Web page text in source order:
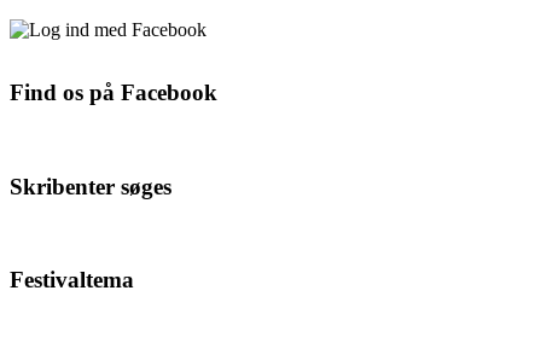
Find os på Facebook
Skribenter søges
Festivaltema